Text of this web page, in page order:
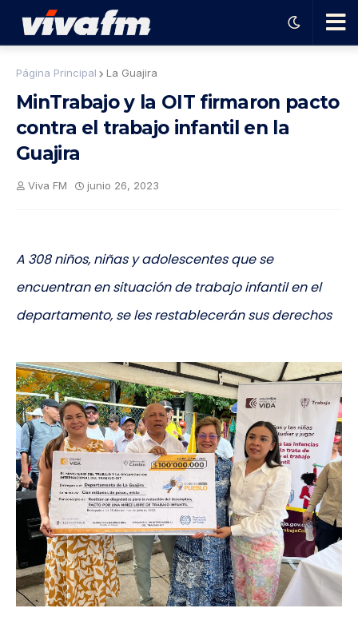
Ha
pro
ma
Página Principal La Guajira
MinTrabajo y la OIT firmaron pacto
contra el trabajo infantil en la
Guajira
Viva FM junio 26, 2023
A 308 niños, niñas y adolescentes que se
encuentran en situación de trabajo infantil en el
departamento, se les restablecerán sus derechos